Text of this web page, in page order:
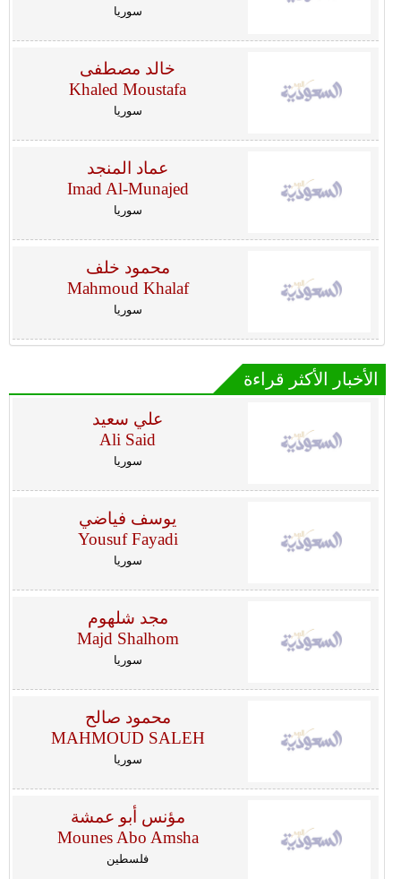
سوريا
خالد مصطفى
Khaled Moustafa
سوريا
عماد المنجد
Imad Al-Munajed
سوريا
محمود خلف
Mahmoud Khalaf
سوريا
الأخبار الأكثر قراءة
علي سعيد
Ali Said
سوريا
يوسف فياضي
Yousuf Fayadi
سوريا
مجد شلهوم
Majd Shalhom
سوريا
محمود صالح
MAHMOUD SALEH
سوريا
مؤنس أبو عمشة
Mounes Abo Amsha
فلسطين